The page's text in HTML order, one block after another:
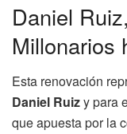
Daniel
Millonarios
Esta renovación
Daniel Ruizy para
que apuesta por la